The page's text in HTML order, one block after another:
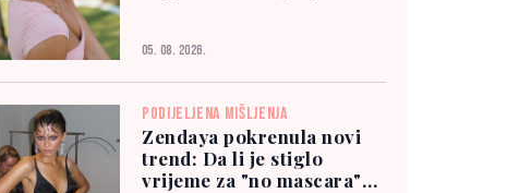
05. 08. 2026.
PODIJELJENA MIŠLJENJA
Zendaya pokrenula novi
trend: Da li je stiglo
vrijeme za "no mascara"